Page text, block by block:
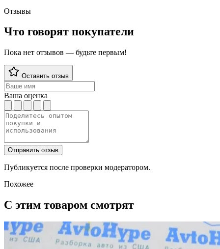
Отзывы
Что говорят покупатели
Пока нет отзывов — будьте первым!
Оставить отзыв
Ваша оценка
Отправить отзыв
Публикуется после проверки модератором.
Похожее
С этим товаром смотрят